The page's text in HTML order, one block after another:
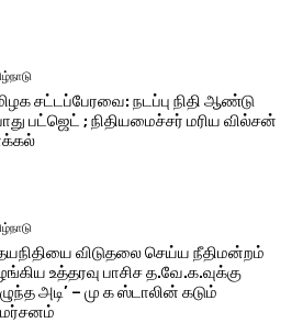
சட்டப்பேரவை: நடப்பு நிதி ஆண்​டு
பட்ஜெட் ; நிதியமைச்சர் மரிய வில்சன்
விடுதலை செய்ய நீதிமன்றம்
உத்தரவு பாசிச த.வே.க.வுக்கு
அடி’ – மு க ஸ்டாலின் கடும்